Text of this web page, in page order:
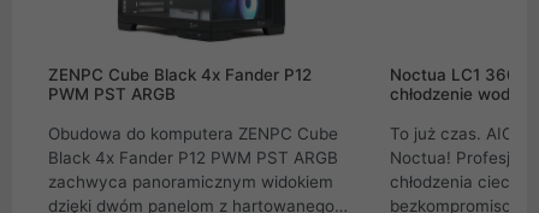
ZENPC Cube Black 4x Fander P12
PWM PST ARGB
Obudowa do komputera ZENPC Cube
Black 4x Fander P12 PWM PST ARGB
zachwyca panoramicznym widokiem
dzięki dwóm panelom z hartowanego
Noctua LC1
chłodzenie wodne
To już czas. AIO
Noctua!
chłodzenia cieczą